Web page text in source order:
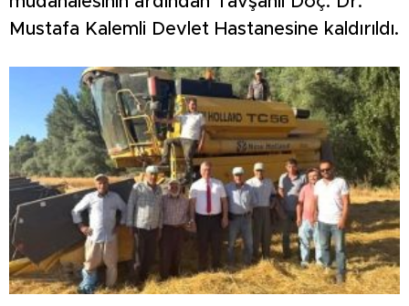
Mustafa Kalemli Devlet Hastanesine kaldırıldı.